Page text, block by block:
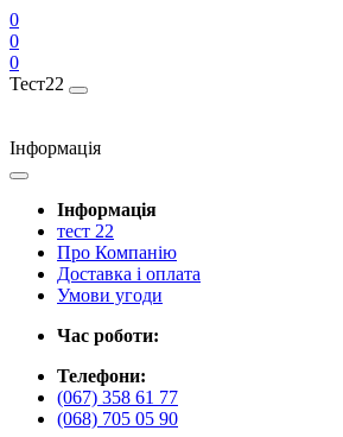
0
0
0
Тест22
Інформація
Інформація
тест 22
Про Компанію
Доставка і оплата
Умови угоди
Час роботи:
Телефони:
(067) 358 61 77
(068) 705 05 90